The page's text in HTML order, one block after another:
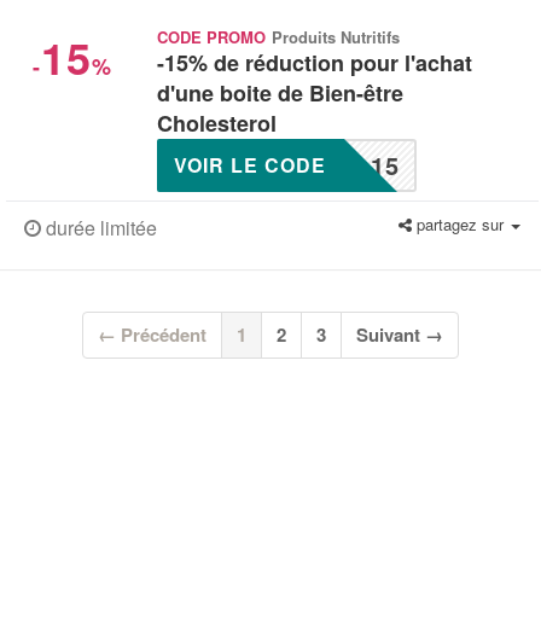
-15%
CODE PROMO Produits Nutritifs
-15% de réduction pour l'achat
d'une boite de Bien-être
Cholesterol
L15
VOIR LE CODE
durée limitée partagez sur
← Précédent 1 (current)
2 3 Suivant →